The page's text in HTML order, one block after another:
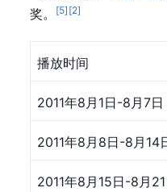
奖。
[5] [2]
播放时间
2011年8月1日-8月7日
2011年8月8日-8月14
2011年8月15日-8月